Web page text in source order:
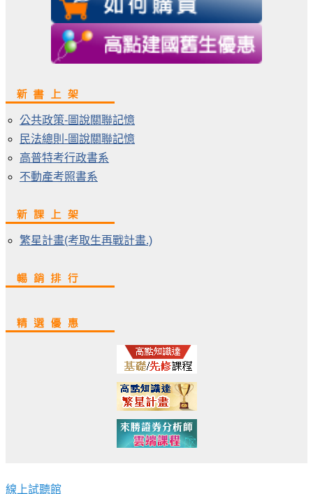
公共政策-圖說關聯記憶
民法總則-圖說關聯記憶
高普特考行政書系
不動產考照書系
繁星計畫(考取生再戰計畫.)
線上試聽館